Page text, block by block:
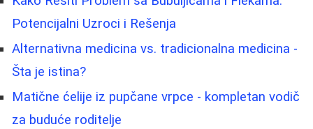
Potencijalni Uzroci i Rešenja
Alternativna medicina vs. tradicionalna medicina -
Šta je istina?
Matične ćelije iz pupčane vrpce - kompletan vodič
za buduće roditelje